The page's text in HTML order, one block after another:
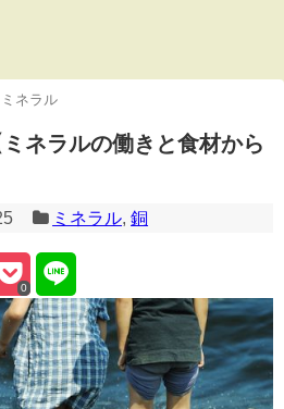
ミネラル
ネラルの働きと食材から
ミネラル,銅
0